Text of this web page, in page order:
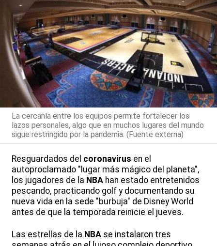
La cercanía entre los equipos permite fortalecer los
lazos personales, algo que en muchos lugares del mundo
sigue restringido por la pandemia. (Fuente externa)
Resguardados del coronavirus en el
autoproclamado "lugar más mágico del planeta",
los jugadores de la NBA han estado entretenidos
pescando, practicando golf y documentando su
nueva vida en la sede "burbuja" de Disney World
antes de que la temporada reinicie el jueves.
Las estrellas de la NBA se instalaron tres